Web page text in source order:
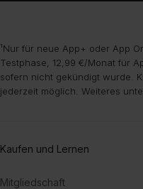
¹Nur für neue App+ oder App
Testphase, 12,99 €/Monat für
sofern nicht gekündigt wurde.
jederzeit möglich. Weiteres
Kaufen und Lernen
Mitgliedschaft